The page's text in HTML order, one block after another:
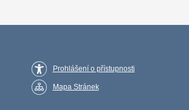
Prohlášení o přístupnosti
Mapa Stránek